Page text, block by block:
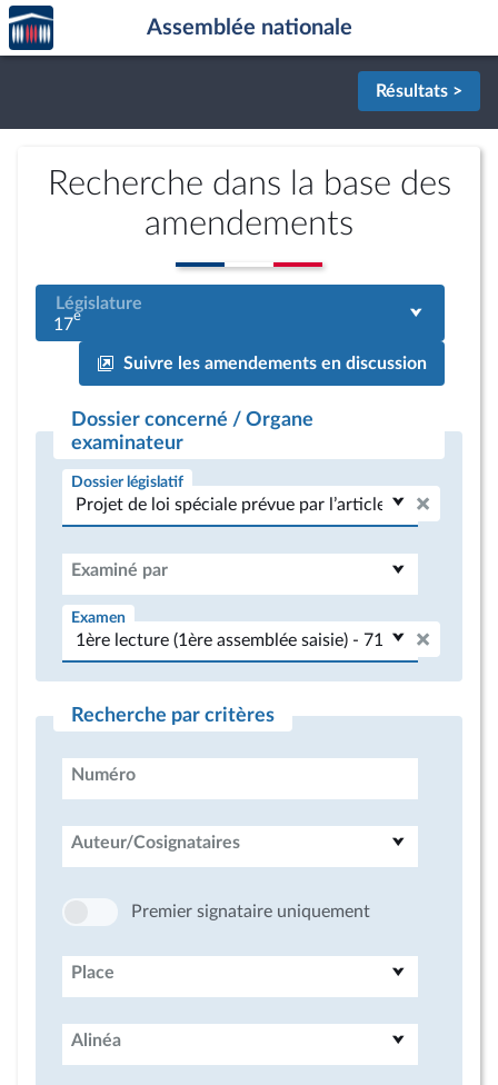
Aller au contenu
Aller en bas de la page
Accèder
à la
page
Assemblée nationale
Résultats >
Recherche dans la base des
amendements
Législature
17e
Suivre les amendements en discussion
Dossier concerné / Organe
examinateur
Dossier législatif
Examiné par
Examen
Recherche par critères
Numéro
Auteur/Cosignataires
Premier signataire uniquement
Place
Alinéa